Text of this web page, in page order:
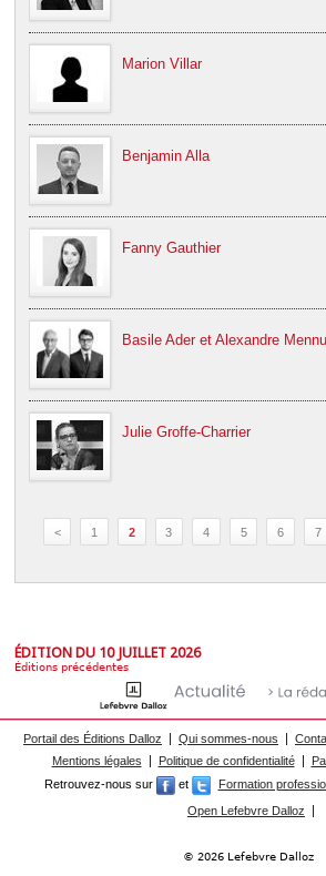
Marion Villar
Benjamin Alla
Fanny Gauthier
Basile Ader et Alexandre
Julie Groffe-Charrier
< 1 2 3 4 5 6 7
ÉDITION DU 10 JUILLET 2026
Éditions précédentes
Portail des Éditions Dalloz Qui sommes-nous
Mentions légales
Politique de confidentialité
Retrouvez-nous sur
et
Formation
Open Lefebvre Dalloz
© 2026 Lefebvre Dalloz